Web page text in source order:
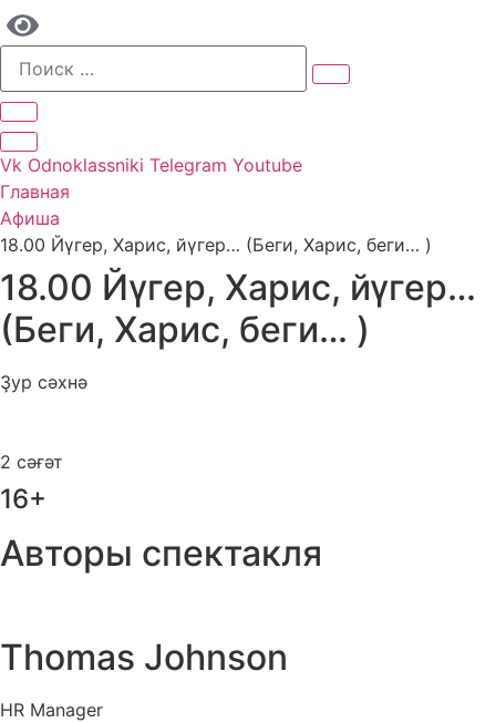
Vk Odnoklassniki Telegram Youtube
Главная
Афиша
18.00 Йүгер, Харис, йүгер… (Беги, Харис, беги… )
18.00 Йүгер, Харис, йүгер…
(Беги, Харис, беги… )
Ҙур сәхнә
2 сәғәт
16+
Авторы спектакля
Thomas Johnson
HR Manager